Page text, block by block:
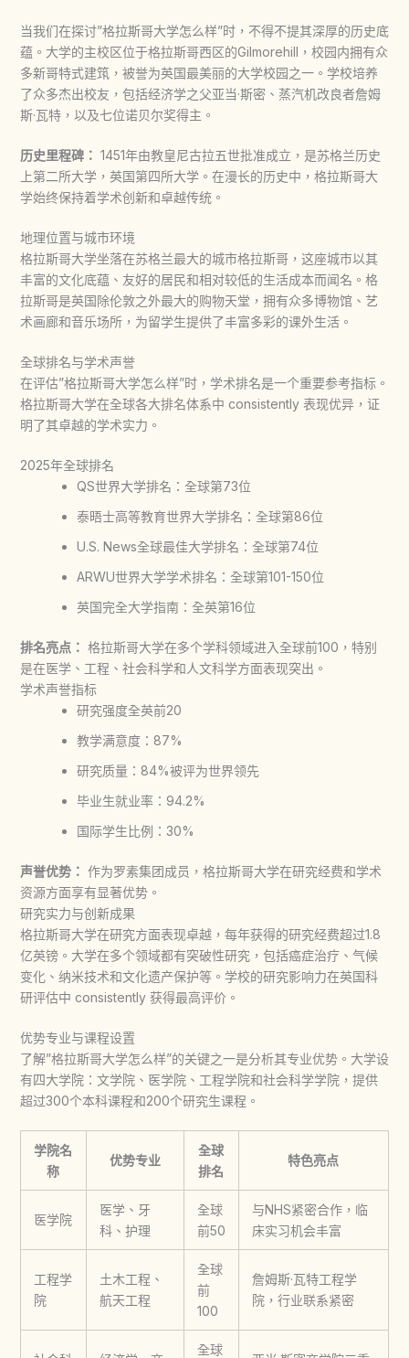
当我们在探讨”格拉斯哥大学怎么样”时，不得不提其深厚的历史底
蕴。大学的主校区位于格拉斯哥西区的Gilmorehill，校园内拥有众
多新哥特式建筑，被誉为英国最美丽的大学校园之一。学校培养
了众多杰出校友，包括经济学之父亚当·斯密、蒸汽机改良者詹姆
斯·瓦特，以及七位诺贝尔奖得主。
历史里程碑： 1451年由教皇尼古拉五世批准成立，是苏格兰历史
上第二所大学，英国第四所大学。在漫长的历史中， 格拉斯哥大
学始终保持着学术创新和卓越传统。
地理位置与城市环境
格拉斯哥大学坐落在苏格兰最大的城市格拉斯哥，这座城市以其
丰富的文化底蕴、友好的居民和相对较低的生活成本而闻名。格
拉斯哥是英国除伦敦之外最大的购物天堂，拥有众多博物馆、艺
术画廊和音乐场所，为留学生提供了丰富多彩的课外生活。
全球排名与学术声誉
在评估”格拉斯哥大学怎么样”时，学术排名是一个重要参考指标。
格拉斯哥大学在全球各大排名体系中 consistently 表现优异，证
明了其卓越的学术实力。
2025年全球排名
QS世界大学排名：全球第73位
泰晤士高等教育世界大学排名：全球第86位
U.S. News全球最佳大学排名：全球第74位
ARWU世界大学学术排名：全球第101-150位
英国完全大学指南：全英第16位
排名亮点： 格拉斯哥大学在多个学科领域进入全球前100，特别
是在医学、工程、社会科学和人文科学方面表现突出。
学术声誉指标
研究强度全英前20
教学满意度：87%
研究质量：84%被评为世界领先
毕业生就业率：94.2%
国际学生比例：30%
声誉优势： 作为罗素集团成员， 格拉斯哥大学在研究经费和学术
资源方面享有显著优势。
研究实力与创新成果
格拉斯哥大学在研究方面表现卓越，每年获得的研究经费超过1.8
亿英镑。大学在多个领域都有突破性研究，包括癌症治疗、气候
变化、纳米技术和文化遗产保护等。学校的研究影响力在英国科
研评估中 consistently 获得最高评价。
优势专业与课程设置
了解”格拉斯哥大学怎么样”的关键之一是分析其专业优势。大学设
有四大学院：文学院、医学院、工程学院和社会科学学院，提供
超过300个本科课程和200个研究生课程。
学院名
称
优势专业
全球
排名
特色亮点
医学院
医学、牙
科、护理
全球
前50
与NHS紧密合作，临
床实习机会丰富
工程学
院
土木工程、
航天工程
全球
前
100
詹姆斯·瓦特工程学
院，行业联系紧密
全球